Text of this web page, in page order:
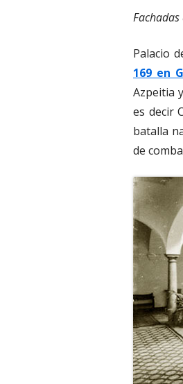
Palacio
169 en
Azpeitia
es decir
batalla
de